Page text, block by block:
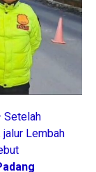
Setelah
jalur Lembah